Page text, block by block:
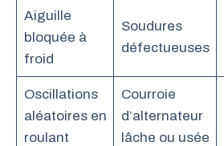
Aiguille
bloquée à
froid
Soudures
défectueuses
Oscillations
aléatoires en
roulant
Courroie
d’alternateur
lâche ou usée